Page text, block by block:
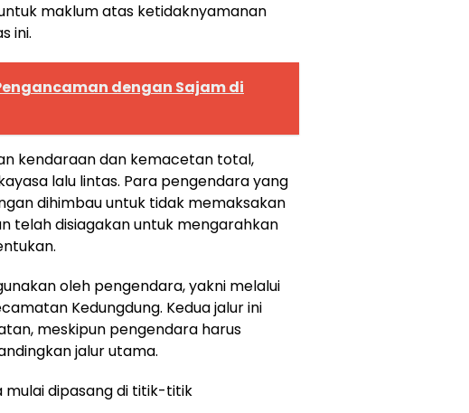
maklum atas ketidaknyamanan
ini.
dengan Sajam di
kendaraan dan kemacetan total,
lalu lintas. Para pengendara yang
dihimbau untuk tidak memaksakan
telah disiagakan untuk mengarahkan
oleh pengendara, yakni melalui
Kedungdung. Kedua jalur ini
meskipun pengendara harus
jalur utama.
mulai dipasang di titik-titik